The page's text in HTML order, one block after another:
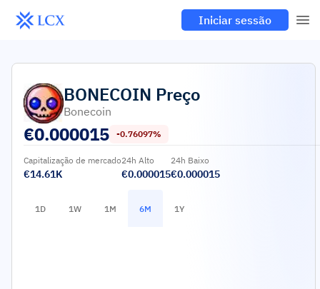
Iniciar sessão
BONECOIN Preço
Bonecoin
€0.000015 -0.76097%
Capitalização de mercado
€14.61K
24h Alto
€0.000015
24h Baixo
€0.000015
1D 1W 1M 6M 1Y